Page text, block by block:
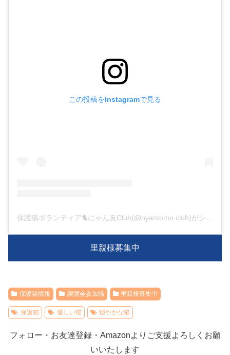
この投稿をInstagramで見る
保護猫ボランティア🐈にゃん友Club(@nyantomo.club)がシェアした投稿
里親様募集中
保護猫情報 譲渡会参加猫 里親様募集中
保護猫 優しい猫 穏やかな猫
フォロー・お友達登録・Amazonよりご支援よろしくお願
いいたします